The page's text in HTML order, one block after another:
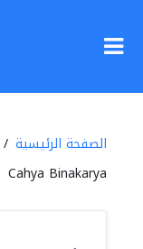
الصفحة الرئيسية
Cahya Binakarya